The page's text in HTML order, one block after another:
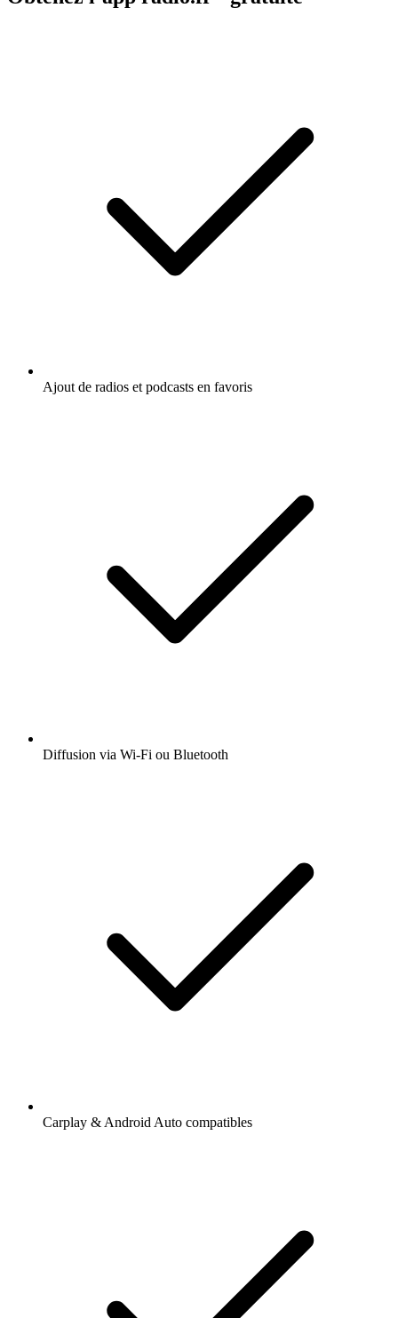
Ajout de radios et podcasts en favoris
Diffusion via Wi-Fi ou Bluetooth
Carplay & Android Auto compatibles